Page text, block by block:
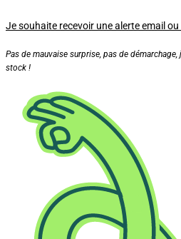
Je souhaite recevoir une alerte email ou
Pas de mauvaise surprise, pas de
stock !